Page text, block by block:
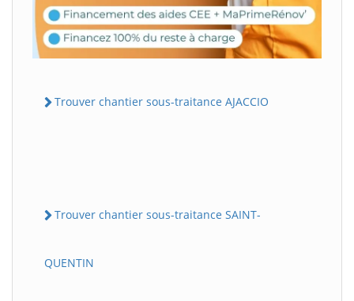
Trouver chantier sous-traitance AJACCIO
Trouver chantier sous-traitance SAINT-
QUENTIN